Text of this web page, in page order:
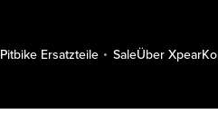
Pitbike Ersatzteile SaleÜber Xpear